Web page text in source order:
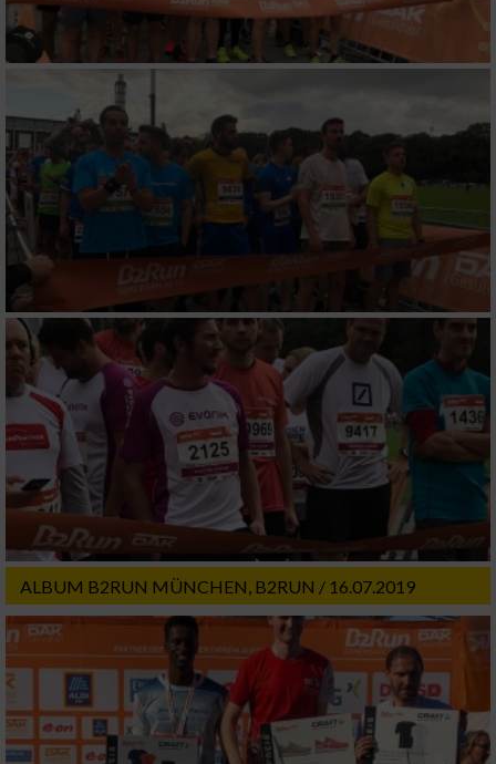
ALBUM B2RUN MÜNCHEN, B2RUN / 16.07.2019